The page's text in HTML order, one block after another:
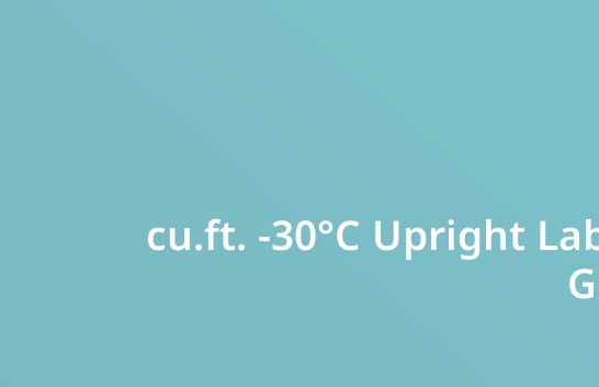
22.0 cu.ft. -30°C Upright